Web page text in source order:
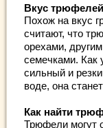
Вкус трюфелей
Похож на вкус
считают, что
орехами,
семечками. Как
сильный и
воде, она
Как найти
Трюфели могут